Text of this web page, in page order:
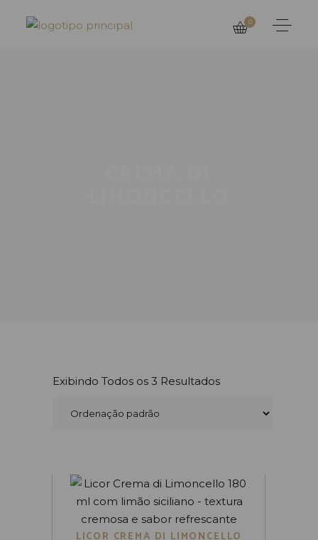
0
Exibindo Todos os 3 Resultados